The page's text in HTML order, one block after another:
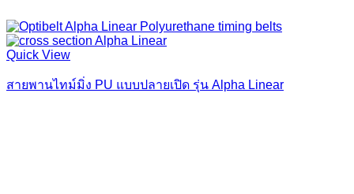
Quick View
สายพานไทม์มิ่ง PU แบบปลายเปิด รุ่น Alpha Linear